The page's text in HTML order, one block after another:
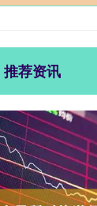
推荐资讯